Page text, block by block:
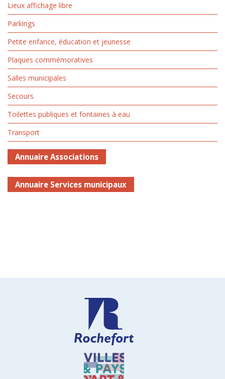
Lieux affichage libre
Parkings
Petite enfance, éducation et jeunesse
Plaques commémoratives
Salles municipales
Secours
Toilettes publiques et fontaines à eau
Transport
Annuaire Associations
Annuaire Services municipaux